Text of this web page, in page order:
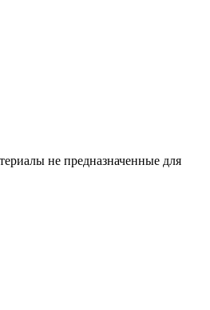
не предназначенные для